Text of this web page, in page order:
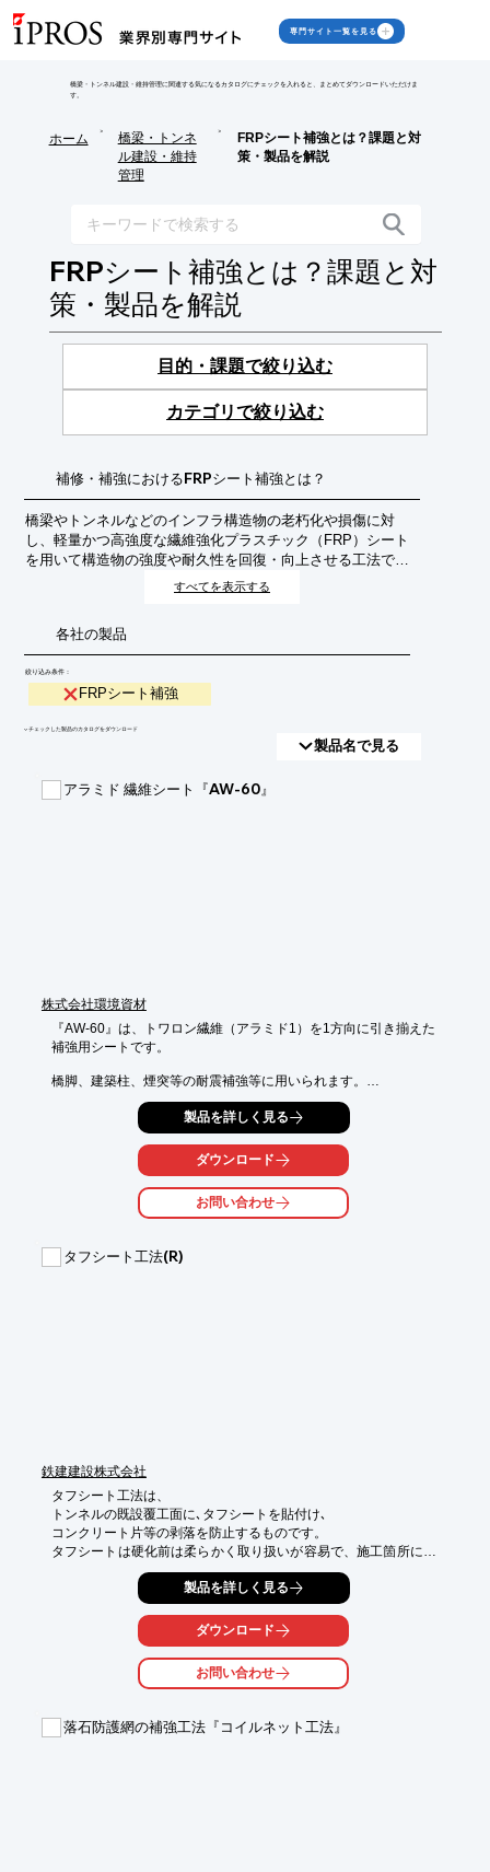
専門サイト一覧を見る
橋梁・トンネル建設・維持管理に関連する気になるカタログにチェックを入れると、まとめてダウンロードいただけま
す。
ホーム
>
橋梁・トンネ
ル建設・維持
管理
>
FRPシート補強とは？課題と対
策・製品を解説
FRPシート補強とは？課題と対
策・製品を解説
目的・課題で絞り込む
カテゴリで絞り込む
補修・補強におけるFRPシート補強とは？
橋梁やトンネルなどのインフラ構造物の老朽化や損傷に対
し、軽量かつ高強度な繊維強化プラスチック（FRP）シート
を用いて構造物の強度や耐久性を回復・向上させる工法で
す。従来の工法に比べて工期短縮や構造物への負担軽減が期
すべてを表示する
各社の製品
絞り込み条件：
FRPシート補強
​▼チェックした製品のカタログをダウンロード
製品名で見る
アラミド 繊維シート『AW-60』
株式会社環境資材
『AW-60』は、トワロン繊維（アラミド1）を1方向に引き揃えた
補強用シートです。
橋脚、建築柱、煙突等の耐震補強等に用いられます。
アラミド繊維は非導電性ですので、電気事故が懸念される場所へ
適用が有効です。
■トワロン繊維を1方向に引き揃えた補強用シート
■橋脚、建築柱、煙突等の耐震補強等に用いられる
■電気事故が懸念される場所への適用が有効
製品を詳しく見る
ダウンロード
お問い合わせ
タフシート工法(R)
鉄建建設株式会社
タフシート工法は、
トンネルの既設覆工面に､タフシートを貼付け､
コンクリート片等の剥落を防止するものです。
タフシートは硬化前は柔らかく取り扱いが容易で、施工箇所に貼
り付けた後に紫外線を約20分照射することで硬化します。
このため、従来の補修工法に比べて、短時間で広範囲の施工がで
鉄道や道路トンネルなど作業時間に制約のある場所での施工に最
適な工法です。
■施工工程数が少ない
■シート硬化が早い
製品を詳しく見る
ダウンロード
お問い合わせ
落石防護網の補強工法『コイルネット工法』